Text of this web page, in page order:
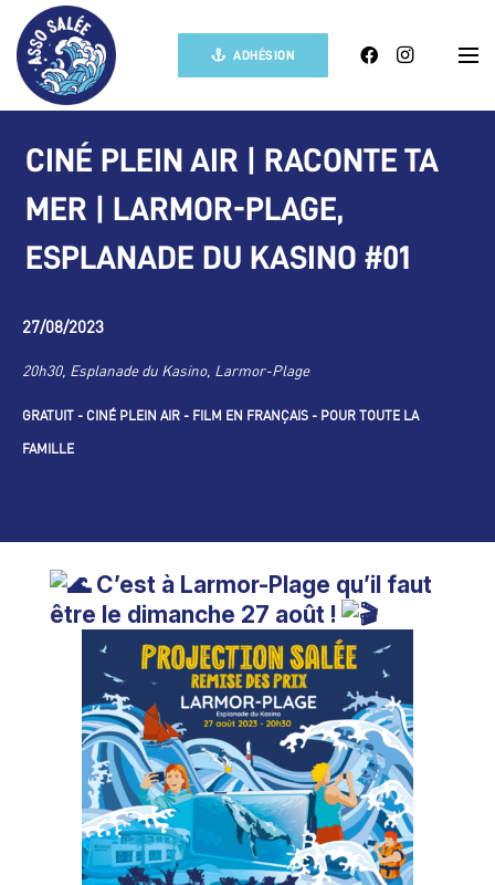
ADHÉSION
CINÉ PLEIN AIR | RACONTE TA
MER | LARMOR-PLAGE,
ESPLANADE DU KASINO #01
27/08/2023
20h30, Esplanade du Kasino, Larmor-Plage
GRATUIT - CINÉ PLEIN AIR - FILM EN FRANÇAIS - POUR TOUTE LA
FAMILLE
C’est à Larmor-Plage qu’il faut
être le dimanche 27 août !